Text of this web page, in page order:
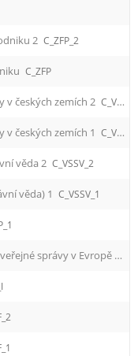
2 C_ZFP_2
C_ZFP
v českých zemích 2 C_VVSC_2
v českých zemích 1 C_VVSC_1
věda 2 C_VSSV_2
věda) 1 C_VSSV_1
C_VK Vybrané kapitoly z dějin veřejné správy v Evropě